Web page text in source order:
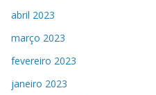
abril 2023
março 2023
fevereiro 2023
janeiro 2023